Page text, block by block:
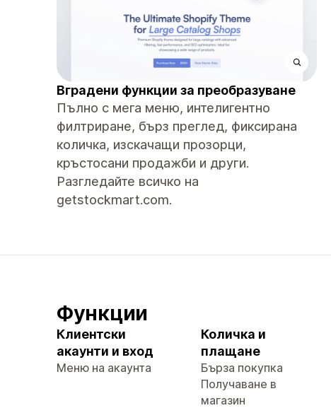
Вградени функции за преобразуване
Пълно с мега меню, интелигентно
филтриране, бърз преглед, фиксирана
количка, изскачащи прозорци,
кръстосани продажби и други.
Разгледайте всичко на
getstockmart.com.
Функции
Клиентски
акаунти и вход
Меню на акаунта
Количка и
плащане
Бърза покупка
Получаване в
магазин